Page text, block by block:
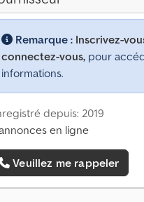
Remarque : Inscrivez-
connectez-vous, pour
informations.
depuis: 2019
en ligne
Veuillez me rappeler